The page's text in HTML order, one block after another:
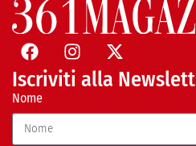
Iscriviti alla
Nome